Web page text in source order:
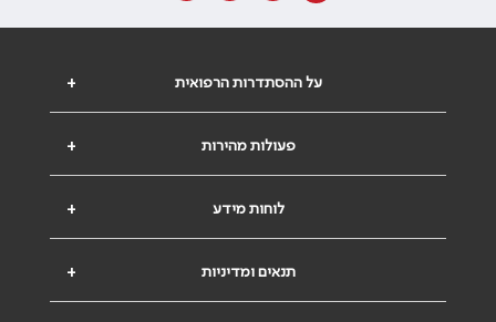
+ על ההסתדרות הרפואית
+ פעולות מהירות
+ לוחות מידע
+ תנאים ומדיניות